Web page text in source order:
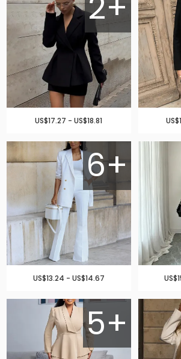
US$17.27 - US$18.81
6+
US$13.24 - US$14.67
5+